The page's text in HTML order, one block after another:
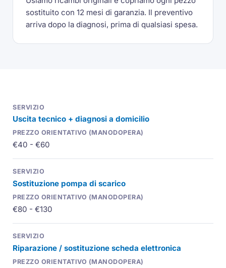
sostituito con 12 mesi di garanzia. Il preventivo
arriva dopo la diagnosi, prima di qualsiasi spesa.
Uscita tecnico + diagnosi a domicilio
€40 - €60
Sostituzione pompa di scarico
€80 - €130
Riparazione / sostituzione scheda elettronica